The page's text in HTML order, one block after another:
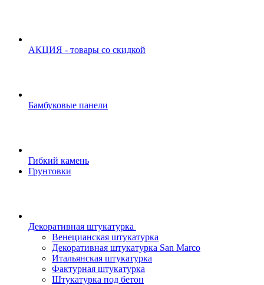
АКЦИЯ - товары со скидкой
Бамбуковые панели
Гибкий камень
Грунтовки
Декоративная штукатурка
Венецианская штукатурка
Декоративная штукатурка San Marco
Итальянская штукатурка
Фактурная штукатурка
Штукатурка под бетон